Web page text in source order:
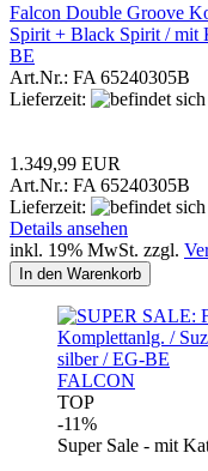
Falcon Double Groove
Spirit + Black Spirit / mit
BE
Art.Nr.: FA 65240305B
Lieferzeit:
1.349,99 EUR
Art.Nr.: FA 65240305B
Lieferzeit:
Details ansehen
inkl. 19% MwSt. zzgl.
In den Warenkorb
FALCON
TOP
-11%
Super Sale - mit